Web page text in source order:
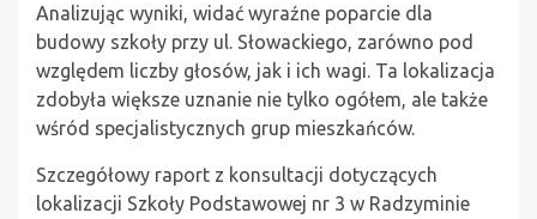
Analizując wyniki, widać wyraźne poparcie dla
budowy szkoły przy ul. Słowackiego, zarówno pod
względem liczby głosów, jak i ich wagi. Ta lokalizacja
zdobyła większe uznanie nie tylko ogółem, ale także
wśród specjalistycznych grup mieszkańców.
Szczegółowy raport z konsultacji dotyczących
lokalizacji Szkoły Podstawowej nr 3 w Radzyminie